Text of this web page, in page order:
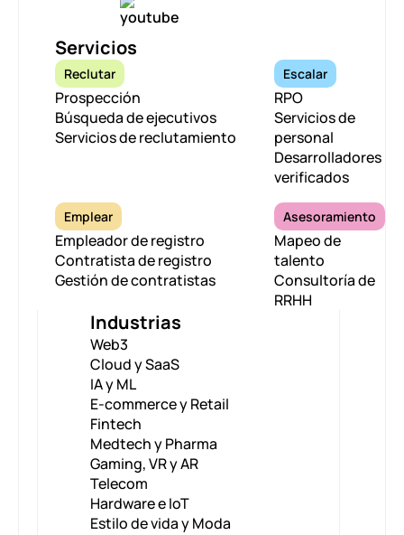
Servicios
Reclutar
Prospección
Búsqueda de ejecutivos
Servicios de reclutamiento
Escalar
RPO
Servicios de
personal
Desarrolladores
verificados
Emplear
Empleador de registro
Contratista de registro
Gestión de contratistas
Asesoramiento
Mapeo de
talento
Consultoría de
RRHH
Industrias
Web3
Cloud y SaaS
IA y ML
E-commerce y Retail
Fintech
Medtech y Pharma
Gaming, VR y AR
Telecom
Hardware e IoT
Estilo de vida y Moda